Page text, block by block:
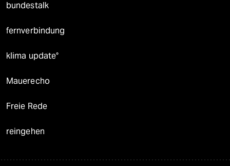
bundestalk
fernverbindung
klima update°
Mauerecho
Freie Rede
reingehen